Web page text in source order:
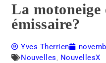
La motoneige
émissaire?
Yves Therrien
Nouvelles, NouvellesX